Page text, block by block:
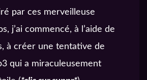
par ces merveilleuse
j’ai commencé, à l’aide de
à créer une tentative de
qui a miraculeusement